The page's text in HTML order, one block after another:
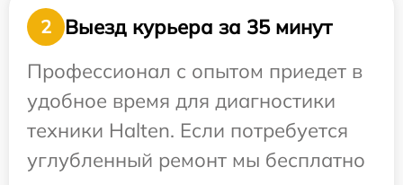
2
Выезд курьера за 35 минут
Профессионал с опытом приедет в
удобное время для диагностики
техники Halten. Если потребуется
углубленный ремонт мы бесплатно